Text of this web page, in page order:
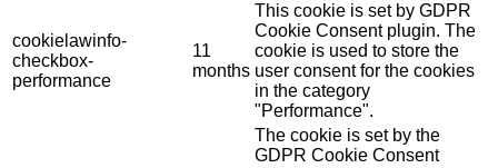
cookielawinfo-
checkbox-
performance
11
months
This cookie is set by GDPR
Cookie Consent plugin. The
cookie is used to store the
user consent for the cookies
in the category
"Performance".
The cookie is set by the
GDPR Cookie Consent